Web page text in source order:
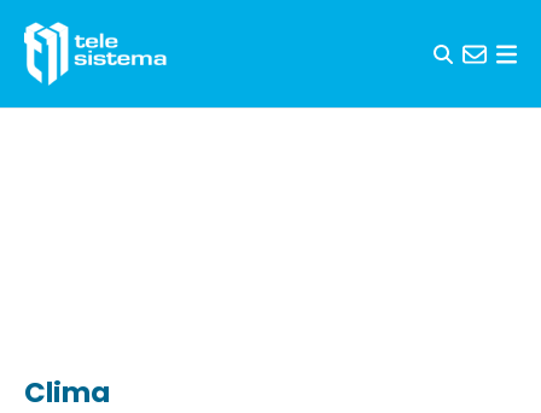
Clima